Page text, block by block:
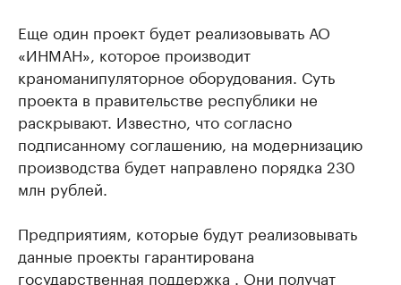
Еще один проект будет реализовывать АО
«ИНМАН», которое производит
краноманипуляторное оборудования. Суть
проекта в правительстве республики не
раскрывают. Известно, что согласно
подписанному соглашению, на модернизацию
производства будет направлено порядка 230
млн рублей.
Предприятиям, которые будут реализовывать
данные проекты гарантирована
государственная поддержка . Они получат